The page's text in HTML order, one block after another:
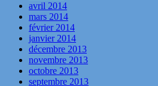
avril 2014
mars 2014
février 2014
janvier 2014
décembre 2013
novembre 2013
octobre 2013
septembre 2013